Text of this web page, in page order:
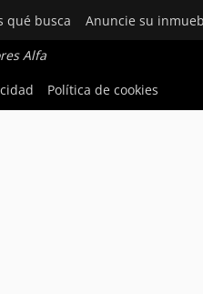
qué busca Anuncie su
Alfa
Política de cookies